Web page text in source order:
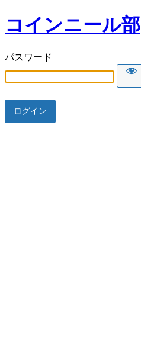
コインニール部
パスワード